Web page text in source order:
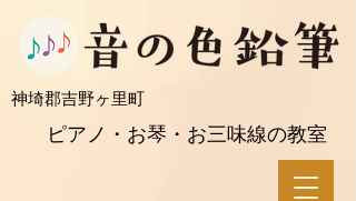
ピアノ・お琴・お三味線の教室
​神埼郡吉野ヶ里町